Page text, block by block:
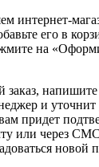
интернет-
его в
на
заказ,
и уточнит
придет
или через
новой